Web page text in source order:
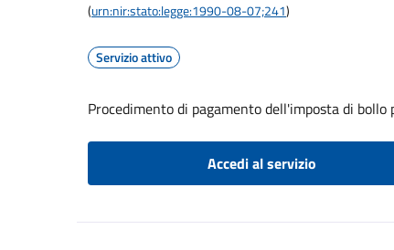
(urn:nir:stato:legge:1990-08-07;241)
Servizio attivo
Procedimento di pagamento dell'imposta di
Accedi al servizio